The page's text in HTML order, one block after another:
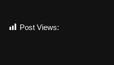
Post Views: